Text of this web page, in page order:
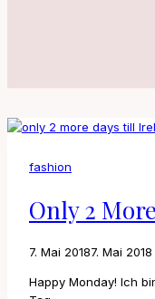
fashion
Only 2
7. Mai 20187. Mai 2018
Happy Monday! Ich